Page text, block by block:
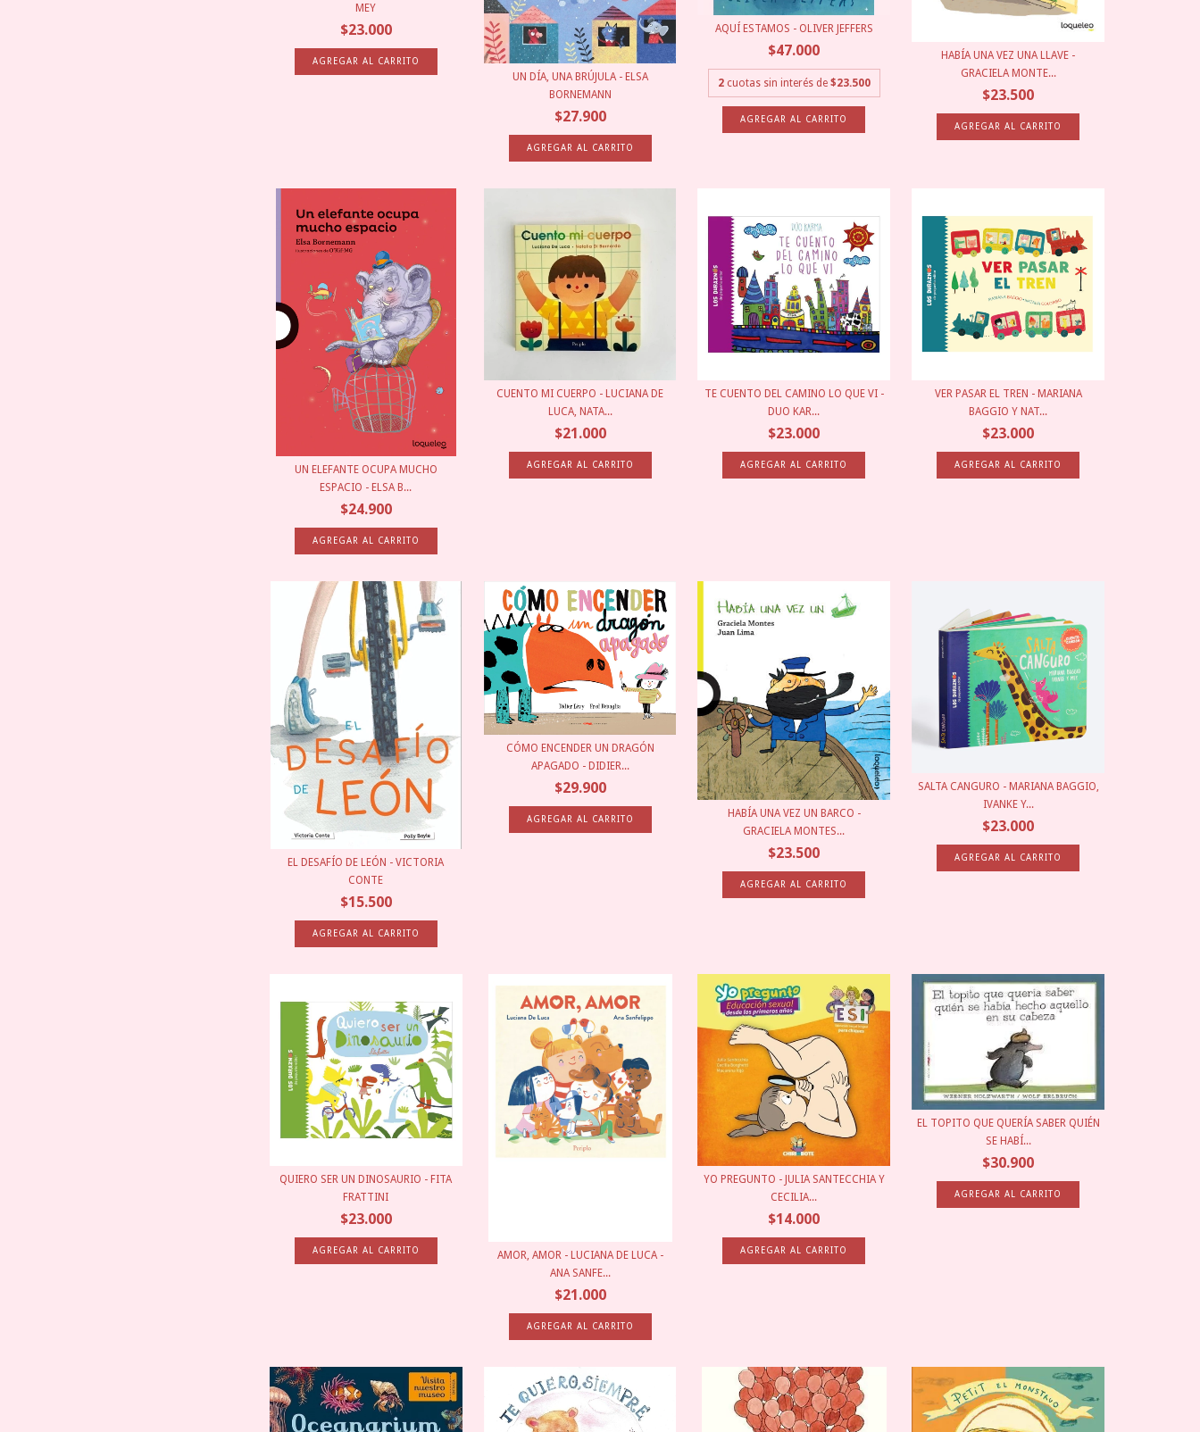
MEY
$23.000
UN DÍA, UNA BRÚJULA - ELSA
BORNEMANN
$27.900
AQUÍ ESTAMOS - OLIVER JEFFERS
$47.000
2 cuotas sin interés de $23.500
HABÍA UNA VEZ UNA LLAVE -
GRACIELA MONTE...
$23.500
UN ELEFANTE OCUPA MUCHO
ESPACIO - ELSA B...
$24.900
CUENTO MI CUERPO - LUCIANA DE
LUCA, NATA...
$21.000
TE CUENTO DEL CAMINO LO QUE VI -
DUO KAR...
$23.000
VER PASAR EL TREN - MARIANA
BAGGIO Y NAT...
$23.000
EL DESAFÍO DE LEÓN - VICTORIA
CONTE
$15.500
CÓMO ENCENDER UN DRAGÓN
APAGADO - DIDIER...
$29.900
HABÍA UNA VEZ UN BARCO -
GRACIELA MONTES...
$23.500
SALTA CANGURO - MARIANA BAGGIO,
IVANKE Y...
$23.000
QUIERO SER UN DINOSAURIO - FITA
FRATTINI
$23.000
AMOR, AMOR - LUCIANA DE LUCA -
ANA SANFE...
$21.000
YO PREGUNTO - JULIA SANTECCHIA Y
CECILIA...
$14.000
EL TOPITO QUE QUERÍA SABER QUIÉN
SE HABÍ...
$30.900